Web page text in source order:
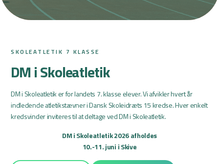
SKOLEATLETIK 7 KLASSE
DM i Skoleatletik
DM i Skoleatletik er for landets 7. klasse elever. Vi afvikler hvert år
indledende atletikstævner i Dansk Skoleidræts 15 kredse. Hver enkelt
kredsvinder inviteres til at deltage ved DM i Skoleatletik.
DM i Skoleatletik 2026 afholdes
10.-11. juni i Skive